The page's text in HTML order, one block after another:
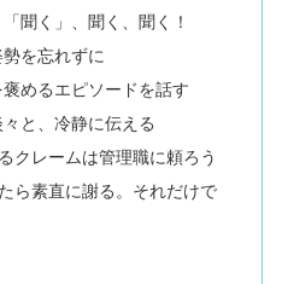
聞く」、聞く、聞く！
を忘れずに
めるエピソードを話す
と、冷静に伝える
クレームは管理職に頼ろう
ら素直に謝る。それだけで